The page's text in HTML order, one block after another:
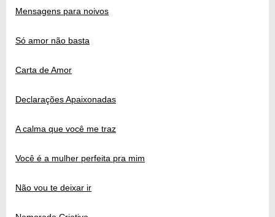
Mensagens para noivos
Só amor não basta
Carta de Amor
Declarações Apaixonadas
A calma que você me traz
Você é a mulher perfeita pra mim
Não vou te deixar ir